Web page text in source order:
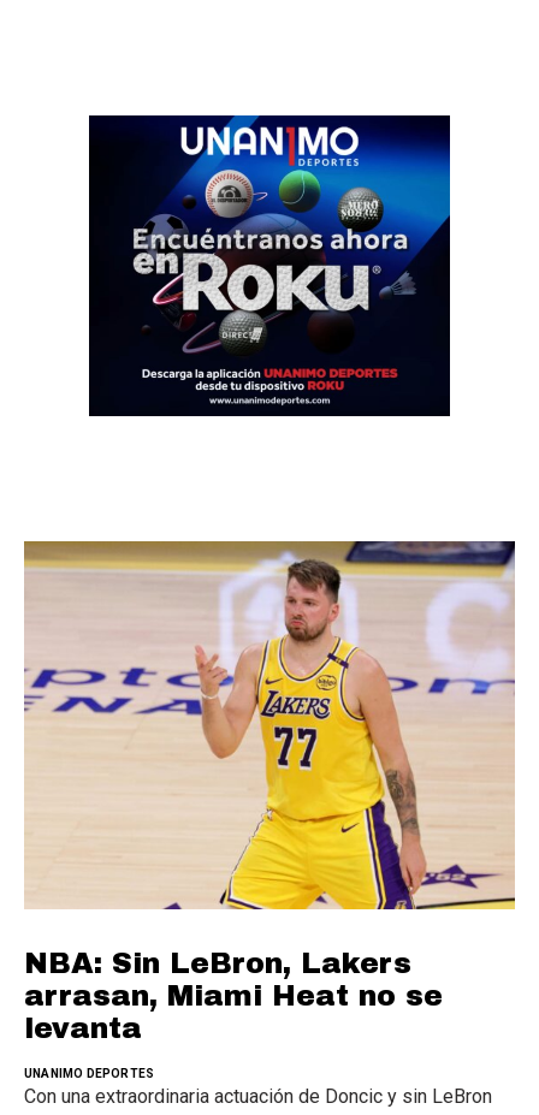
NBA: Sin LeBron, Lakers
arrasan, Miami Heat no se
levanta
UNANIMO DEPORTES
Con una extraordinaria actuación de Doncic y sin LeBron